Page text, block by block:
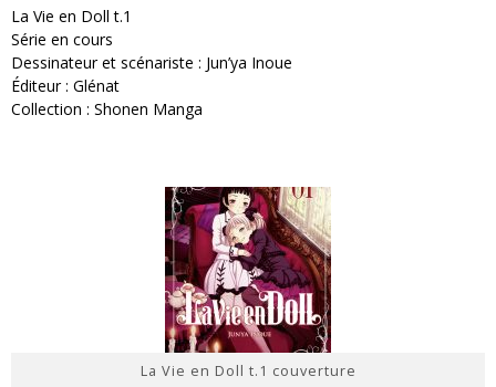
La Vie en Doll t.1
Série en cours
Dessinateur et scénariste : Jun’ya Inoue
Éditeur : Glénat
Collection : Shonen Manga
La Vie en Doll t.1 couverture